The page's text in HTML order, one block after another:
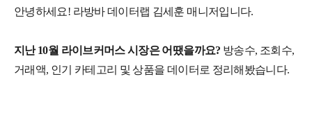
안녕하세요! 라방바 데이터랩 김세훈 매니저입니다.
지난 10월 라이브커머스 시장은 어땠을까요? 방송수, 조회수,
거래액, 인기 카테고리 및 상품을 데이터로 정리해봤습니다.